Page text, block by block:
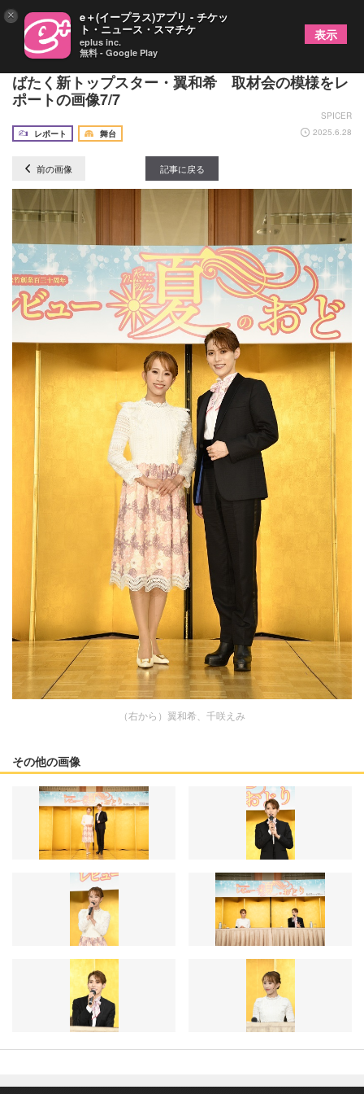
OSK日本歌劇団『レビュー夏のおどり』で未来へ羽
ばたく新トップスター・翼和希 取材会の模様をレ
ポートの画像7/7
SPICER
レポート
舞台 2025.6.28
前の画像 記事に戻る
（右から）翼和希、千咲えみ
その他の画像
× e＋(イープラス)アプリ - チケッ
ト・ニュース・スマチケ
eplus inc.
無料 - Google Play
表示